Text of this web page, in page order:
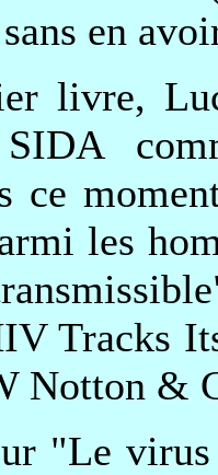
en
livre,
ce
les
Tracks
Notton &
"Le